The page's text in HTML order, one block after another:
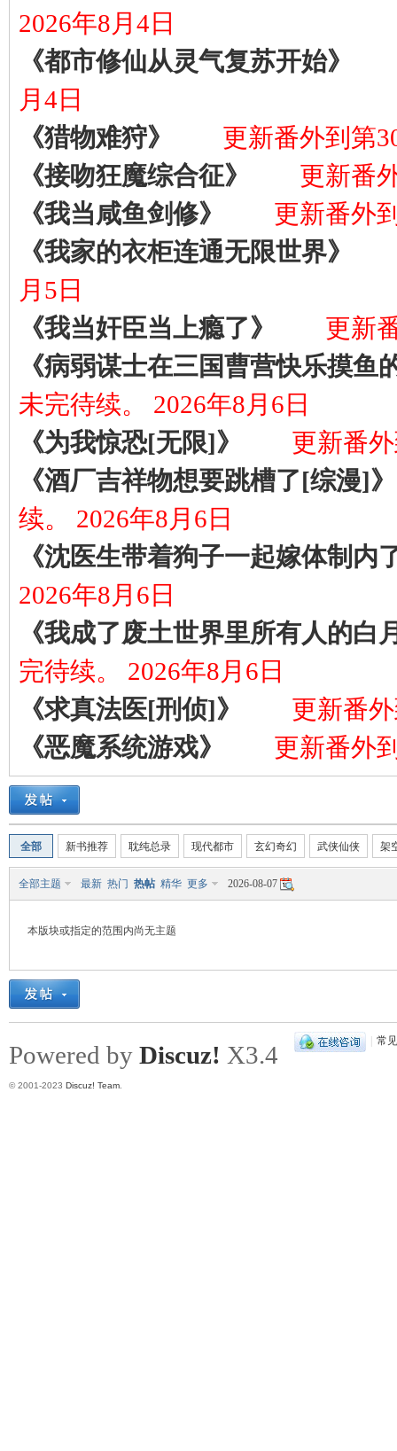
2026年8月4日
《都市修仙从灵气复苏开始》
月4日
《猎物难狩》
更新番外到第
《接吻狂魔综合征》
更新番
《我当咸鱼剑修》
更新番外
《我家的衣柜连通无限世界》
月5日
《我当奸臣当上瘾了》
更新
《病弱谋士在三国曹营快乐摸鱼
未完待续。 2026年8月6日
《为我惊恐[无限]》
更新番
《酒厂吉祥物想要跳槽了[综漫]》
续。 2026年8月6日
《沈医生带着狗子一起嫁体制内
2026年8月6日
《我成了废土世界里所有人的白
完待续。 2026年8月6日
《求真法医[刑侦]》
更新番
《恶魔系统游戏》
更新番外
全部 新书推荐 耽纯总录 现代都市 玄幻奇幻 武侠仙侠 架
全部主题 最新 热门 热帖 精华 更多 2026-08-07
本版块或指定的范围内尚无主题
常
Powered by Discuz! X3.4
© 2001-2023 Discuz! Team